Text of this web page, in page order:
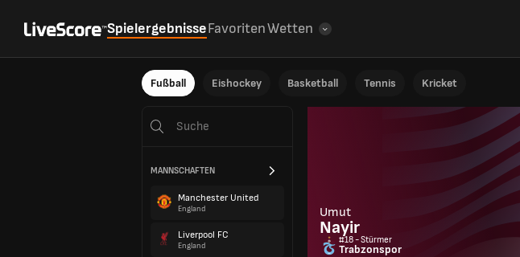
SpielergebnisseFavoritenWetten
Fußball Eishockey Basketball Tennis Kricket
MANNSCHAFTEN
Manchester United
England
Liverpool FC
England
Umut
Nayir
#18 - Stürmer
Trabzonspor